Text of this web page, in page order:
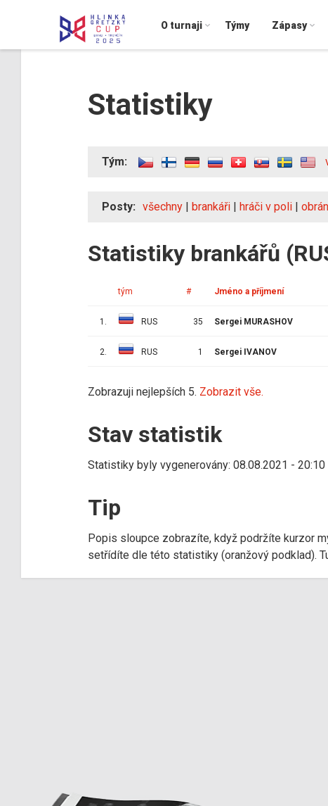
O turnaji Týmy Zápasy
Statistiky
Tým:
Posty: všechny | brankáři | hráči v poli |
Statistiky brankářů
tým # Jméno a příjmení
1. RUS 35 Sergei MURASHOV
2. RUS 1 Sergei IVANOV
Zobrazuji nejlepších 5. Zobrazit vše.
Stav statistik
Statistiky byly vygenerovány: 08.08.2021 - 20:10
Tip
Popis sloupce zobrazíte, když podržíte kurzor
setřídíte dle této statistiky (oranžový podklad).